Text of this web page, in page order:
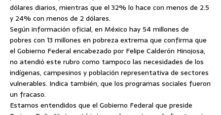
dólares diarios, mientras que el 32% lo hace con menos de 2.5
y 24% con menos de 2 dólares.
Según información oficial, en México hay 54 millones de
pobres con 13 millones en pobreza extrema que confirma que
el Gobierno Federal encabezado por Felipe Calderón Hinojosa,
no atendió este rubro como tampoco las necesidades de los
indígenas, campesinos y población representativa de sectores
vulnerables. Indica también, que los programas sociales fueron
un fracaso.
Estamos entendidos que el Gobierno Federal que preside